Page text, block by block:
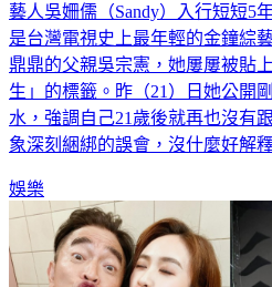
藝人吳姍儒（Sandy）入行短短5
是台灣電視史上最年輕的金鐘綜
鼎鼎的父親吳宗憲，她屢屢被貼
生」的標籤。昨（21）日她公開
水，強調自己21歲後就再也沒有
象深刻綑綁的誤會，沒什麼好解釋
娛樂